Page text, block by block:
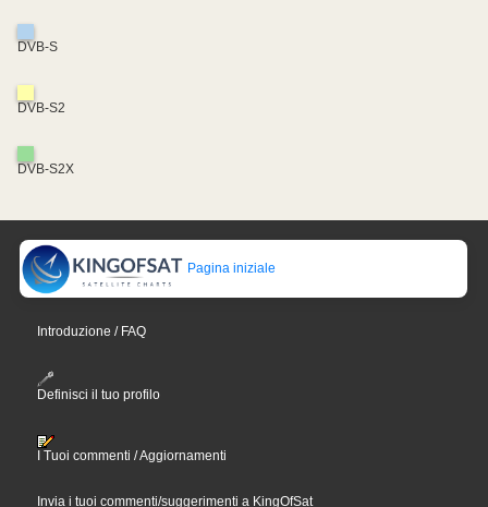
DVB-S
DVB-S2
DVB-S2X
Pagina iniziale
Introduzione / FAQ
Definisci il tuo profilo
I Tuoi commenti / Aggiornamenti
Invia i tuoi commenti/suggerimenti a KingOfSat